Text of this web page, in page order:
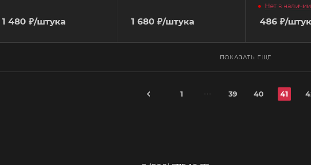
1 480 ₽/штука 1 680 ₽/штука
Нет в наличии
486 ₽/
ПОКАЗАТЬ ЕЩЕ
1 39 40 41